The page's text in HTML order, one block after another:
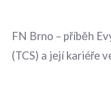
FN Brno – příběh
(TCS) a její kariéře